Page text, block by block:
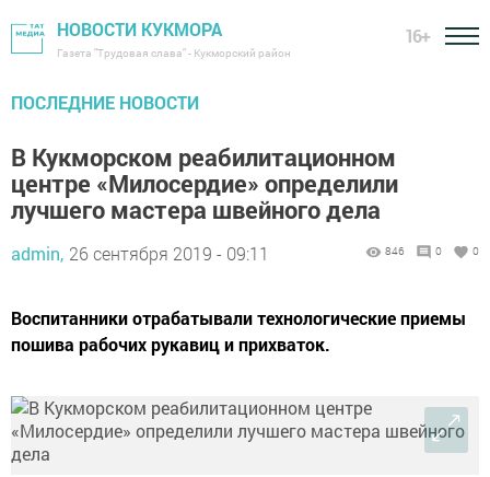
НОВОСТИ КУКМОРА
Газета "Трудовая слава" - Кукморский район
16+
ПОСЛЕДНИЕ НОВОСТИ
В Кукморском реабилитационном
центре «Милосердие» определили
лучшего мастера швейного дела
admin, 26 сентября 2019 - 09:11 846 0 0
Воспитанники отрабатывали технологические приемы
пошива рабочих рукавиц и прихваток.